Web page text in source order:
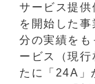
サービス提供
を開始した
分の実績をも
ービス（現
たに「24A」